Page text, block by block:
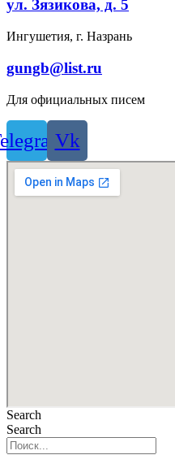
ул. Зязикова, д. 5
Ингушетия, г. Назрань
gungb@list.ru
Для официальных писем
Vk
Search
Search